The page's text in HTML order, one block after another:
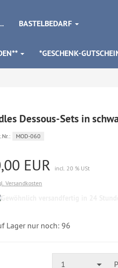
BASTELBEDARF
*GESCHENK-
Dessous-Sets in
MOD-060
EUR
incl. 20 % USt
Versandkosten
Lager nur noch: 96
1